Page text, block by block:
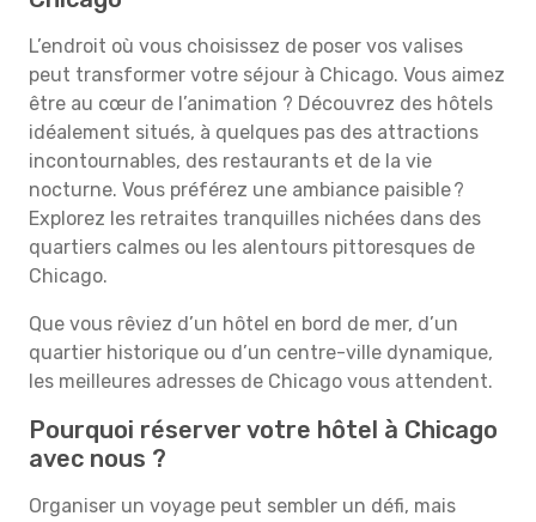
L’endroit où vous choisissez de poser vos valises
peut transformer votre séjour à Chicago. Vous aimez
être au cœur de l’animation ? Découvrez des hôtels
idéalement situés, à quelques pas des attractions
incontournables, des restaurants et de la vie
nocturne. Vous préférez une ambiance paisible ?
Explorez les retraites tranquilles nichées dans des
quartiers calmes ou les alentours pittoresques de
Chicago.
Que vous rêviez d’un hôtel en bord de mer, d’un
quartier historique ou d’un centre-ville dynamique,
les meilleures adresses de Chicago vous attendent.
Pourquoi réserver votre hôtel à Chicago
avec nous ?
Organiser un voyage peut sembler un défi, mais